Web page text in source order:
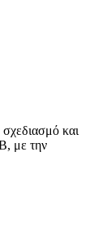
και
με την